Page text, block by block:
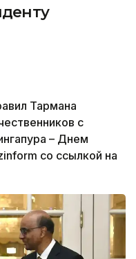
Тармана
с
– Днем
со ссылкой на